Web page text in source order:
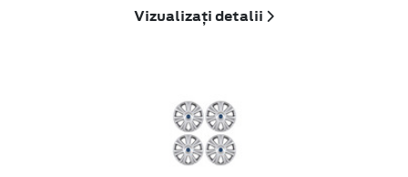
Vizualizați detalii